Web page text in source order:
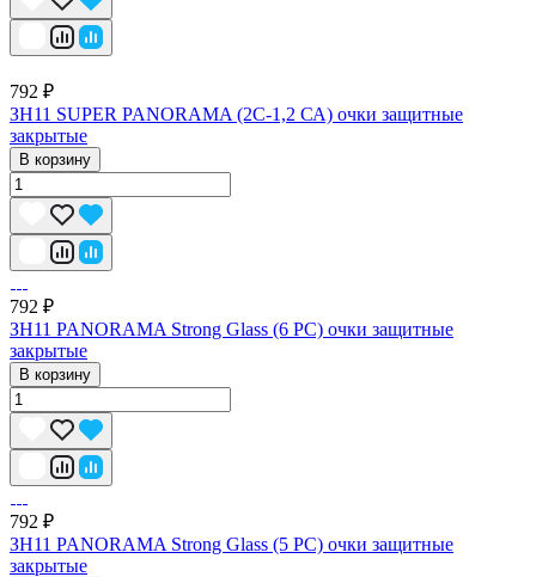
792 ₽
ЗН11 SUPER PANORAMA (2C-1,2 СА) очки защитные
закрытые
В корзину
792 ₽
ЗН11 PANORAMA Strong Glass (6 РС) очки защитные
закрытые
В корзину
792 ₽
ЗН11 PANORAMA Strong Glass (5 РС) очки защитные
закрытые